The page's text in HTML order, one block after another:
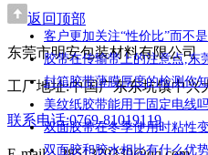
客户更加关注“性价比”而不
胶带在传输带上的注意点,东
封箱胶带薄膜厚度的检测你
美纹纸胶带能用于固定电线
双面胶带在冬季使用时粘性
双面胶和胶水相比有什么优
返回顶部
东莞市明安包装材料有限公司
工厂地址:中国广东东坑镇中兴
联系电话:0769-81019119